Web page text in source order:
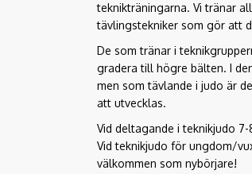
teknikträningarna. Vi tränar
tävlingstekniker som gör att
De som tränar i
gradera till högre bälten. I
men som tävlande i judo är
att utvecklas.
Vid deltagande i teknikjudo
Vid teknikjudo för ungdom/
välkommen som nybörjare!